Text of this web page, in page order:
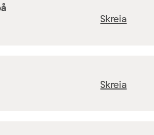
Skreia
Skreia